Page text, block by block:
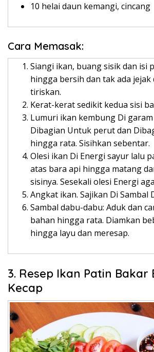
10 helai daun kemangi, cincang
Cara Memasak:
Siangi ikan, buang sisik dan isi
hingga bersih dan tak ada jejak
tiriskan.
Kerat-kerat sedikit kedua sisi
Lumuri ikan kembung Di
Dibagian Untuk perut dan
hingga rata. Sisihkan sebentar.
Olesi ikan Di Energi sayur lalu
atas bara api hingga matang
sisinya. Sesekali olesi Energi
Angkat ikan. Sajikan Di Sambal
Sambal dabu-dabu: Aduk dan
bahan hingga rata. Diamkan
hingga layu dan meresap.
3. Resep Ikan Patin Bakar
Kecap